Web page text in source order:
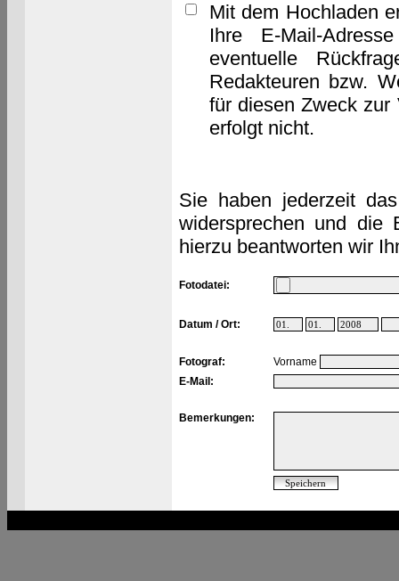
Mit dem Hochladen
Ihre E-Mail-
eventuelle
Redakteuren bzw.
für diesen Zweck zur
erfolgt nicht.
Sie haben jederzeit
widersprechen und die
hierzu beantworten wir
Fotodatei:
Datum / Ort:
Fotograf:
Vorname
E-Mail:
Bemerkungen: